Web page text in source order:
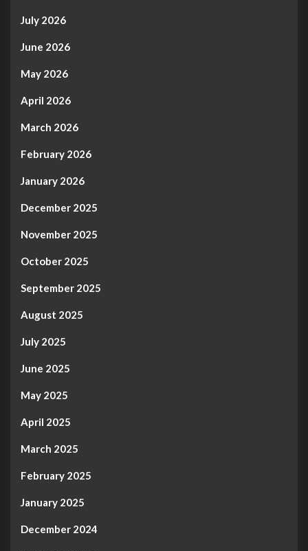
July 2026
June 2026
May 2026
April 2026
March 2026
February 2026
January 2026
December 2025
November 2025
October 2025
September 2025
August 2025
July 2025
June 2025
May 2025
April 2025
March 2025
February 2025
January 2025
December 2024